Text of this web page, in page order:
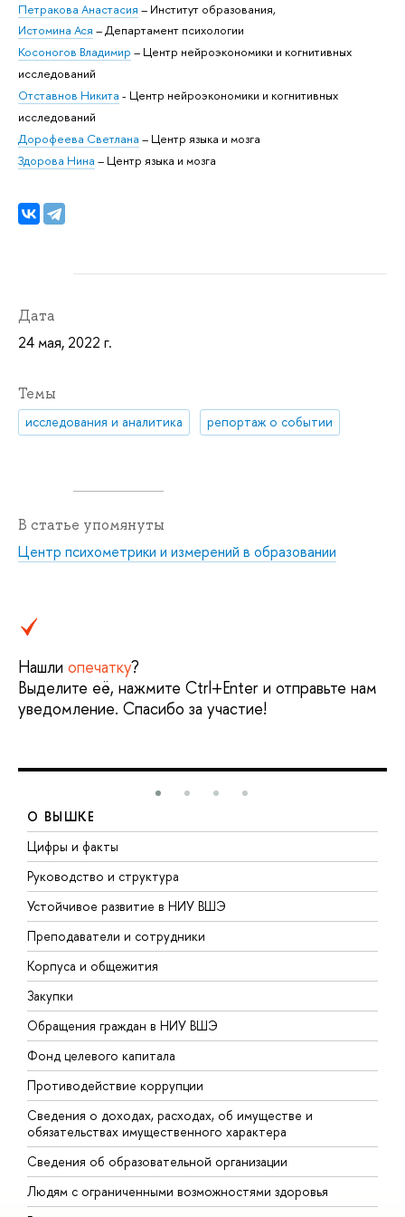
Петракова Анастасия – Институт образования,
Истомина Ася – Департамент психологии
Косоногов Владимир – Центр нейроэкономики и когнитивных
исследований
Отставнов Никита - Центр нейроэкономики и когнитивных
исследований
Дорофеева Светлана – Центр языка и мозга
Здорова Нина – Центр языка и мозга
Дата
24 мая, 2022 г.
Темы
исследования и аналитика репортаж о событии
В статье упомянуты
Центр психометрики и измерений в образовании
Нашли опечатку?
Выделите её, нажмите Ctrl+Enter и отправьте нам
уведомление. Спасибо за участие!
О ВЫШКЕ
Цифры и факты
Руководство и структура
Устойчивое развитие в НИУ ВШЭ
Преподаватели и сотрудники
Корпуса и общежития
Закупки
Обращения граждан в НИУ ВШЭ
Фонд целевого капитала
Противодействие коррупции
Сведения о доходах, расходах, об имуществе и
обязательствах имущественного характера
Сведения об образовательной организации
Людям с ограниченными возможностями здоровья